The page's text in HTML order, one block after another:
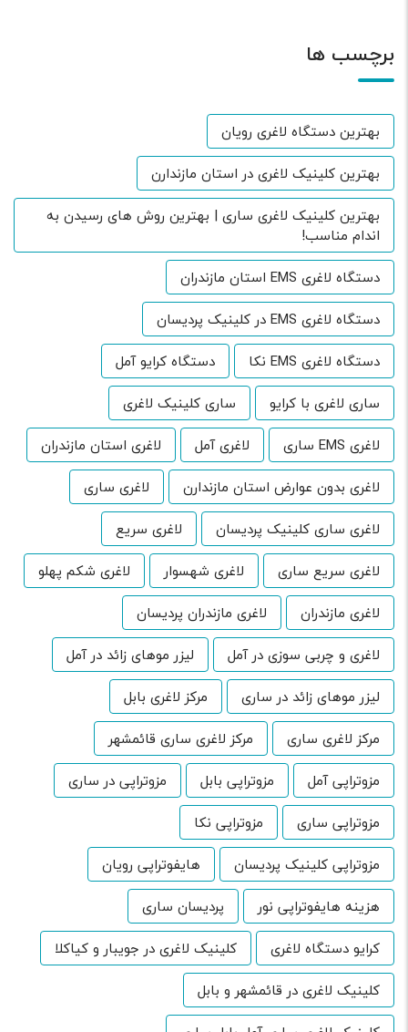
برچسب ها
بهترین دستگاه لاغری رویان
بهترین کلینیک لاغری در استان مازندارن
بهترین کلینیک لاغری ساری | بهترین روش های رسیدن به
اندام مناسب!
دستگاه لاغری EMS استان مازندران
دستگاه لاغری EMS در کلینیک پردیسان
دستگاه لاغری EMS نکا
دستگاه کرایو آمل
ساری لاغری با کرایو
ساری کلینیک لاغری
لاغری EMS ساری
لاغری آمل
لاغری استان مازندران
لاغری بدون عوارض استان مازندارن
لاغری ساری
لاغری ساری کلینیک پردیسان
لاغری سریع
لاغری سریع ساری
لاغری شهسوار
لاغری شکم پهلو
لاغری مازندران
لاغری مازندران پردیسان
لاغری و چربی سوزی در آمل
لیزر موهای زائد در آمل
لیزر موهای زائد در ساری
مرکز لاغری بابل
مرکز لاغری ساری
مرکز لاغری ساری قائمشهر
مزوتراپی آمل
مزوتراپی بابل
مزوتراپی در ساری
مزوتراپی ساری
مزوتراپی نکا
مزوتراپی کلینیک پردیسان
هایفوتراپی رویان
هزینه هایفوتراپی نور
پردیسان ساری
کرایو دستگاه لاغری
کلینیک لاغری در جویبار و کیاکلا
کلینیک لاغری در قائمشهر و بابل